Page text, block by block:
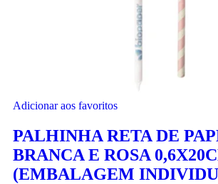
Adicionar aos favoritos
PALHINHA RETA DE
BRANCA E ROSA
(EMBALAGEM